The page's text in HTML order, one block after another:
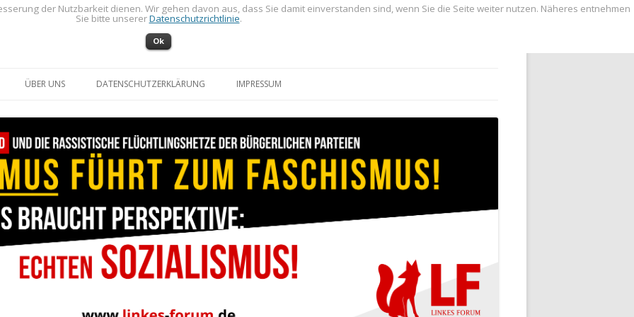
ÜBER UNS DATENSCHUTZERKLÄRUNG IMPRESSUM
der Nutzbarkeit dienen. Wir gehen davon aus, dass Sie damit einverstanden sind, wenn Sie die Seite weiter nutzen. Näheres entnehmen
Sie bitte unsererDatenschutzrichtlinie.
Ok